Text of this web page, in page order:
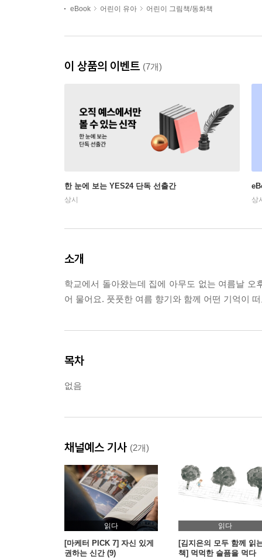
eBook 어린이 유아 어린이 그림책/동화책
이 상품의 이벤트 (7개)
한 눈에 보는 YES24 단독 선출간
상시 상
소개
학교에서 돌아왔는데 집에 아무도 없는 여름날
어 물어요. 풋풋한 여름 향기와 함께 어떤 기억이
목차
없음
채널예스 기사 (2개)
읽다
[마케터 PICK 7] 자신 있게
권하는 신간 (9)
읽다
[김지은의 모두 함께 읽
책] 먹먹한 슬픔을 먹다